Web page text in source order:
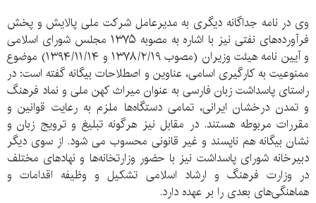
وی در نامه جداگانه دیگری به مدیرعامل شرکت ملی پالایش و پخش
فرآورده‌های نفتی نیز با اشاره به مصوبه ۱۳۷۵ مجلس شورای اسلامی
و آیین نامه هیئت وزیران (مصوب ۱۳۷۸/۲/۱۹ و ۱۳۹۴/۱۱/۱۴) موضوع
ممنوعیت به کارگیری اسامی، عناوین و اصطلاحات بیگانه گفته است: در
راستای پاسداشت زبان فارسی به عنوان میراث کهن ملی و نماد فرهنگ
و تمدن درخشان ایرانی، تمامی دستگاه‌ها ملزم به رعایت قوانین و
مقررات مربوطه هستند. در مقابل نیز هرگونه تبلیغ و ترویج زبان و
نشان بیگانه هم ناپسند و غیر قانونی محسوب می شود. از سوی دیگر
دبیرخانه شورای پاسداشت نیز با حضور وزارتخانه‌ها و نهادهای مختلف
در وزارت فرهنگ و ارشاد اسلامی تشکیل و وظیفه اقدامات و
هماهنگی‌های بعدی را بر عهده دارد.